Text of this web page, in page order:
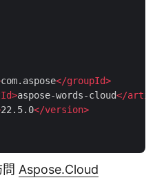
com.aspose</groupId>
>aspose-words-cloud</
22.5.0</version>
Aspose.Cloud